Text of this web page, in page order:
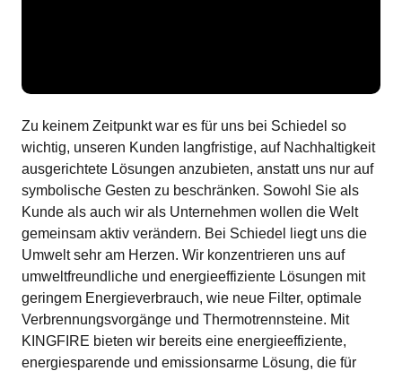
Zu keinem Zeitpunkt war es für uns bei Schiedel so
wichtig, unseren Kunden langfristige, auf Nachhaltigkeit
ausgerichtete Lösungen anzubieten, anstatt uns nur auf
symbolische Gesten zu beschränken. Sowohl Sie als
Kunde als auch wir als Unternehmen wollen die Welt
gemeinsam aktiv verändern. Bei Schiedel liegt uns die
Umwelt sehr am Herzen. Wir konzentrieren uns auf
umweltfreundliche und energieeffiziente Lösungen mit
geringem Energieverbrauch, wie neue Filter, optimale
Verbrennungsvorgänge und Thermotrennsteine. Mit
KINGFIRE bieten wir bereits eine energieeffiziente,
energiesparende und emissionsarme Lösung, die für